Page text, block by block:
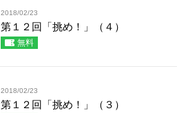
2018/02/23
第１２回「挑め！」（４）
無料
2018/02/23
第１２回「挑め！」（３）